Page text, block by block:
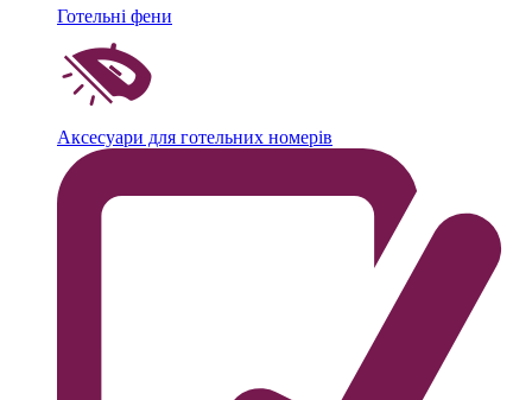
Готельні фени
Аксесуари для готельних номерів